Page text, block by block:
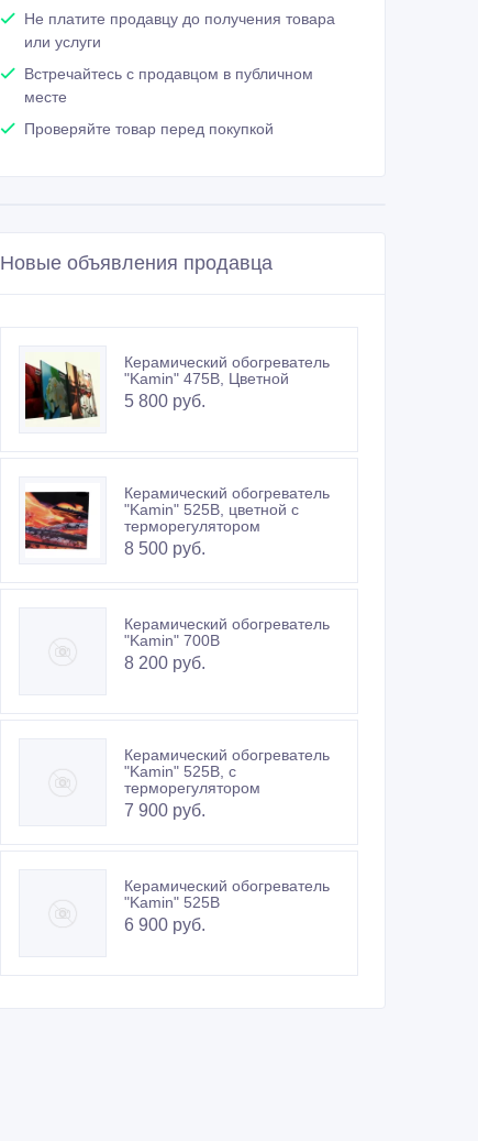
Не платите продавцу до получения товара
или услуги
Встречайтесь с продавцом в публичном
месте
Проверяйте товар перед покупкой
Новые объявления продавца
Керамический обогреватель
"Kamin" 475В, Цветной
5 800 руб.
Керамический обогреватель
"Kamin" 525В, цветной c
терморегулятором
8 500 руб.
Керамический обогреватель
"Kamin" 700В
8 200 руб.
Керамический обогреватель
"Kamin" 525В, с
терморегулятором
7 900 руб.
Керамический обогреватель
"Kamin" 525В
6 900 руб.